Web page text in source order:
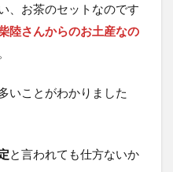
、お茶のセットなのです
陸さんからのお土産なの
いことがわかりました
と言われても仕方ないか